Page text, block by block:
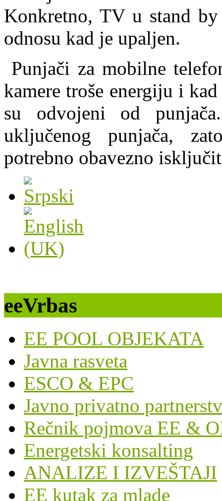
Konkretno, TV u stand
odnosu kad je upaljen.
Punjači za mobilne
kamere troše energiju i
su odvojeni od
uključenog punjača,
potrebno obavezno
eeVrbas
EE POOL OBJEKATA
Javna rasveta
ESCO & EPC
Javno privatno
Rečnik pojmova EE &
Energetski konsalting
ANALIZE I IZVEŠTAJI
EE kutak za mlade